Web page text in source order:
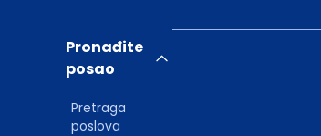
Pronađite
posao
Pretraga
poslova